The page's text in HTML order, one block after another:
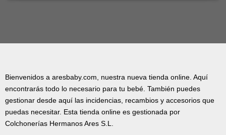
Bienvenidos a aresbaby.com, nuestra nueva tienda online. Aquí
encontrarás todo lo necesario para tu bebé. También puedes
gestionar desde aquí las incidencias, recambios y accesorios que
puedas necesitar. Esta tienda online es gestionada por
Colchonerías Hermanos Ares S.L.